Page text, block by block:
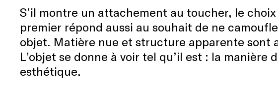
S’il montre un attachement au toucher, le
premier répond aussi au souhait de ne
objet. Matière nue et structure apparente sont
L’objet se donne à voir tel qu’il est : la
esthétique.